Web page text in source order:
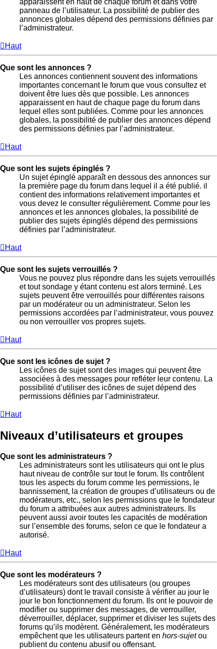
apparaissent en haut de chaque forum et dans votre
panneau de l’utilisateur. La possibilité de publier des
annonces globales dépend des permissions définies par
l’administrateur.
Haut
Que sont les annonces ?
Les annonces contiennent souvent des informations
importantes concernant le forum que vous consultez et
doivent être lues dès que possible. Les annonces
apparaissent en haut de chaque page du forum dans
lequel elles sont publiées. Comme pour les annonces
globales, la possibilité de publier des annonces dépend
des permissions définies par l’administrateur.
Haut
Que sont les sujets épinglés ?
Un sujet épinglé apparaît en dessous des annonces sur
la première page du forum dans lequel il a été publié. il
contient des informations relativement importantes et
vous devez le consulter régulièrement. Comme pour les
annonces et les annonces globales, la possibilité de
publier des sujets épinglés dépend des permissions
définies par l’administrateur.
Haut
Que sont les sujets verrouillés ?
Vous ne pouvez plus répondre dans les sujets verrouillés
et tout sondage y étant contenu est alors terminé. Les
sujets peuvent être verrouillés pour différentes raisons
par un modérateur ou un administrateur. Selon les
permissions accordées par l’administrateur, vous pouvez
ou non verrouiller vos propres sujets.
Haut
Que sont les icônes de sujet ?
Les icônes de sujet sont des images qui peuvent être
associées à des messages pour refléter leur contenu. La
possibilité d’utiliser des icônes de sujet dépend des
permissions définies par l’administrateur.
Haut
Niveaux d’utilisateurs et groupes
Que sont les administrateurs ?
Les administrateurs sont les utilisateurs qui ont le plus
haut niveau de contrôle sur tout le forum. Ils contrôlent
tous les aspects du forum comme les permissions, le
bannissement, la création de groupes d’utilisateurs ou de
modérateurs, etc., selon les permissions que le fondateur
du forum a attribuées aux autres administrateurs. Ils
peuvent aussi avoir toutes les capacités de modération
sur l’ensemble des forums, selon ce que le fondateur a
autorisé.
Haut
Que sont les modérateurs ?
Les modérateurs sont des utilisateurs (ou groupes
d’utilisateurs) dont le travail consiste à vérifier au jour le
jour le bon fonctionnement du forum. Ils ont le pouvoir de
modifier ou supprimer des messages, de verrouiller,
déverrouiller, déplacer, supprimer et diviser les sujets des
forums qu’ils modèrent. Généralement, les modérateurs
empêchent que les utilisateurs partent en hors-sujetou
publient du contenu abusif ou offensant.